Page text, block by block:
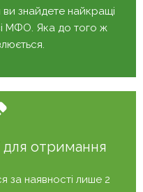
ви знайдете найкращі
МФО. Яка до того ж
для отримання
за наявності лише 2